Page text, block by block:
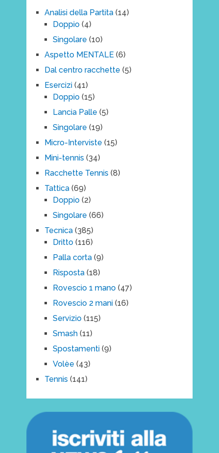
Analisi della Partita(14)
Doppio(4)
Singolare (10)
Aspetto MENTALE(6)
Dal centro racchette (5)
Esercizi(41)
Doppio(15)
Lancia Palle (5)
Singolare (19)
Micro-Interviste (15)
Mini-tennis (34)
Racchette Tennis (8)
Tattica(69)
Doppio(2)
Singolare (66)
Tecnica(385)
Dritto(116)
Palla corta(9)
Risposta(18)
Rovescio 1 mano(47)
Rovescio 2 mani(16)
Servizio(115)
Smash(11)
Spostamenti(9)
Volèe (43)
Tennis (141)